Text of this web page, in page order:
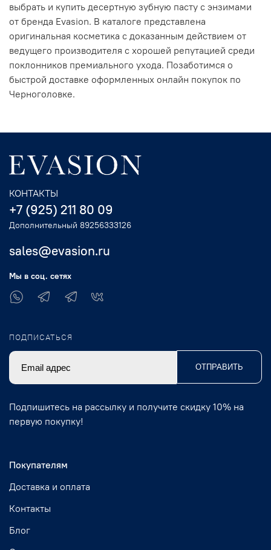
выбрать и купить десертную зубную пасту с энзимами
от бренда Evasion. В каталоге представлена
оригинальная косметика с доказанным действием от
ведущего производителя с хорошей репутацией среди
поклонников премиального ухода. Позаботимся о
быстрой доставке оформленных онлайн покупок по
Черноголовке.
Покупателям
Доставка и оплата
Контакты
Блог
КОНТАКТЫ
+7 (925) 211 80 09
Дополнительный 89256333126
sales@evasion.ru
Мы в соц. сетях
ПОДПИСАТЬСЯ
ОТПРАВИТЬ
Подпишитесь на рассылку и получите скидку 10% на
первую покупку!